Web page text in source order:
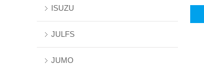
ISUZU
JULFS
JUMO